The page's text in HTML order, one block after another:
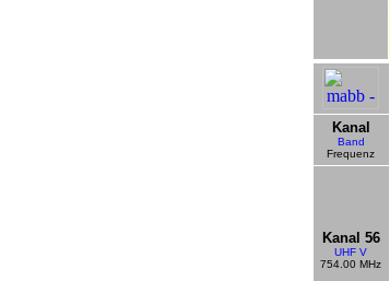
Kanal
Band
Frequenz
Kanal 56
UHF V
754.00 MHz